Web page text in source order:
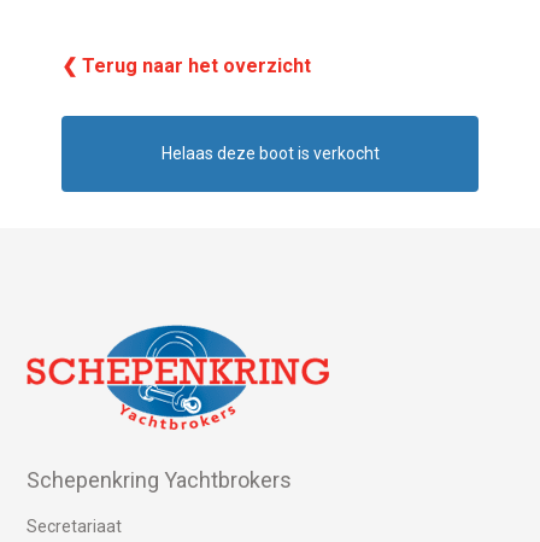
❮ Terug naar het overzicht
Helaas deze boot is verkocht
Schepenkring Yachtbrokers
Secretariaat